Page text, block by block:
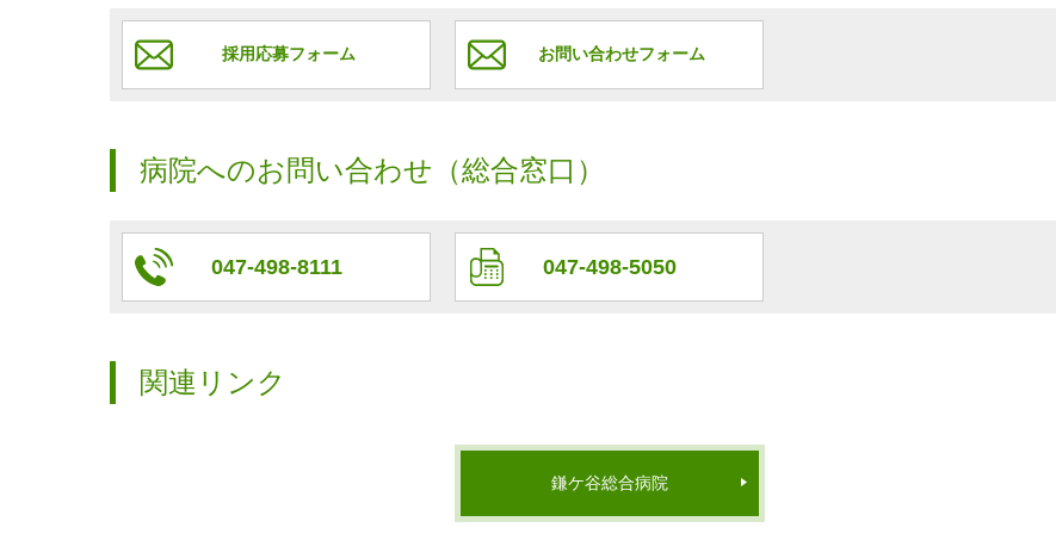
採用応募フォーム お問い合わせフォーム
病院へのお問い合わせ（総合窓口）
047-498-8111 047-498-5050
関連リンク
鎌ケ谷総合病院